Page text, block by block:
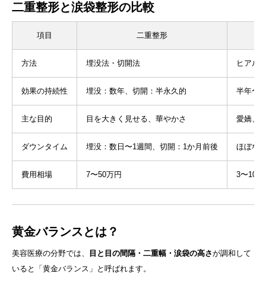
二重整形と涙袋整形の比較
項目 二重整形
方法 埋没法・切開法 ヒアル
効果の持続性 埋没：数年、切開：半永久的 半年〜1
主な目的 目を大きく見せる、華やかさ 愛嬌、
ダウンタイム 埋没：数日〜1週間、切開：1か月前後 ほぼな
費用相場 7〜50万円 3〜10万
黄金バランスとは？
美容医療の分野では、 目と目の間隔・二重幅・涙袋の高さが調和して
いると「黄金バランス」と呼ばれます。